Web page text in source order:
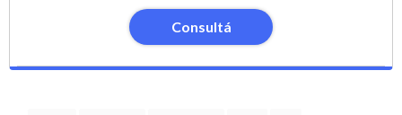
Consultá